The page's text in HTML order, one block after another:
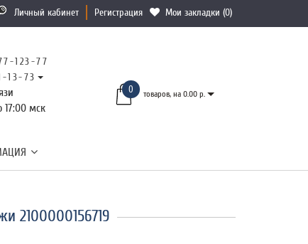
Личный кабинет Регистрация Мои закладки (0)
123-77
13-73
17:00 мск
0 товаров, на 0.00 р.
2100000156719